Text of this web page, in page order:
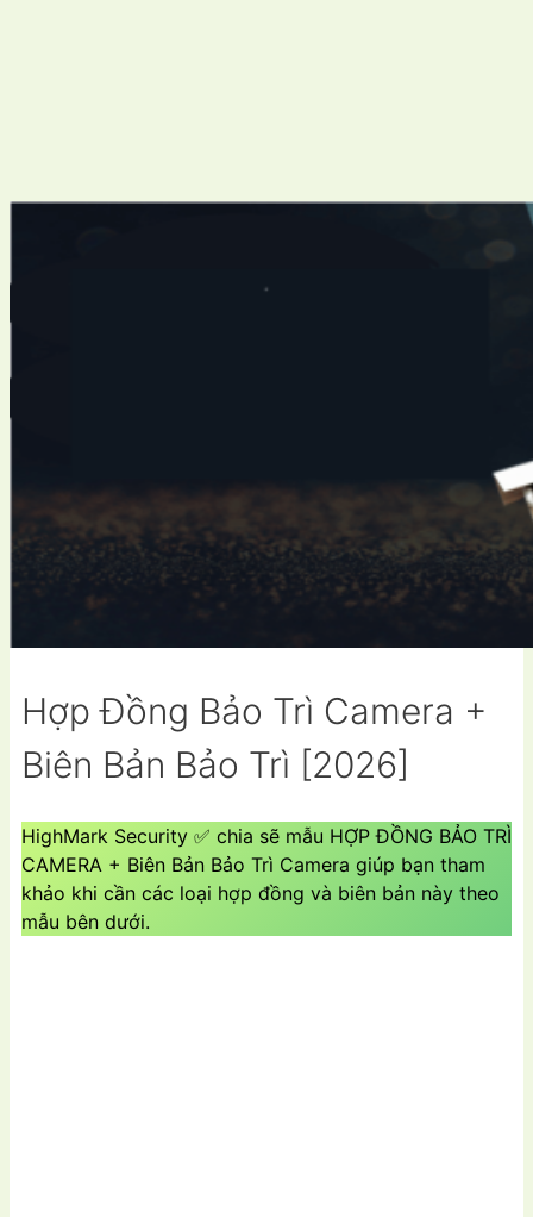
Hợp Đồng Bảo Trì Camera +
Biên Bản Bảo Trì [2026]
HighMark Security ✅ chia sẽ mẫu HỢP ĐỒNG BẢO TRÌ
CAMERA + Biên Bản Bảo Trì Camera giúp bạn tham
khảo khi cần các loại hợp đồng và biên bản này theo
mẫu bên dưới.